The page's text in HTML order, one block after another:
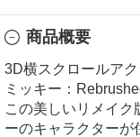
商品概要
3D横スクロールア
ミッキー：
この美しいリメイク
ーのキャラクターが